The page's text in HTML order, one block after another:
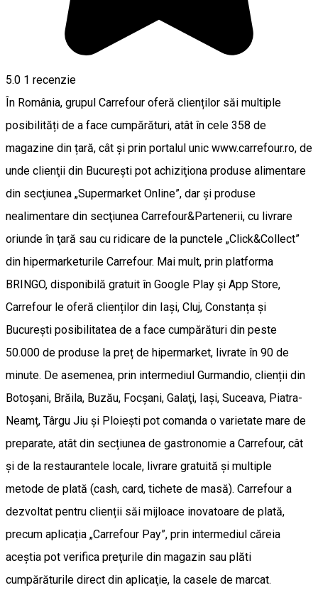
5.0 1 recenzie
În România, grupul Carrefour oferă clienților săi multiple
posibilități de a face cumpărături, atât în cele 358 de
magazine din țară, cât și prin portalul unic www.carrefour.ro, de
unde clienţii din Bucureşti pot achiziţiona produse alimentare
din secţiunea „Supermarket Online”, dar şi produse
nealimentare din secţiunea Carrefour&Partenerii, cu livrare
oriunde în ţară sau cu ridicare de la punctele „Click&Collect”
din hipermarketurile Carrefour. Mai mult, prin platforma
BRINGO, disponibilă gratuit în Google Play și App Store,
Carrefour le oferă clienților din Iași, Cluj, Constanța și
București posibilitatea de a face cumpărături din peste
50.000 de produse la preț de hipermarket, livrate în 90 de
minute. De asemenea, prin intermediul Gurmandio, clienții din
Botoşani, Brăila, Buzău, Focşani, Galaţi, Iași, Suceava, Piatra-
Neamț, Târgu Jiu şi Ploieşti pot comanda o varietate mare de
preparate, atât din secțiunea de gastronomie a Carrefour, cât
și de la restaurantele locale, livrare gratuită și multiple
metode de plată (cash, card, tichete de masă). Carrefour a
dezvoltat pentru clienții săi mijloace inovatoare de plată,
precum aplicația „Carrefour Pay”, prin intermediul căreia
aceștia pot verifica preţurile din magazin sau plăti
cumpărăturile direct din aplicaţie, la casele de marcat.